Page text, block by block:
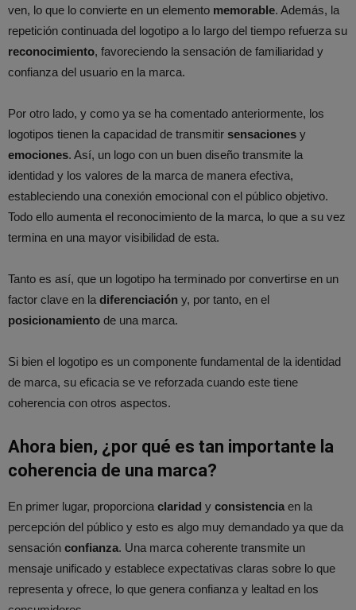
ven, lo que lo convierte en un elemento memorable. Además, la
repetición continuada del logotipo a lo largo del tiempo refuerza su
reconocimiento, favoreciendo la sensación de familiaridad y
confianza del usuario en la marca.
Por otro lado, y como ya se ha comentado anteriormente, los
logotipos tienen la capacidad de transmitir sensaciones y
emociones. Así, un logo con un buen diseño transmite la
identidad y los valores de la marca de manera efectiva,
estableciendo una conexión emocional con el público objetivo.
Todo ello aumenta el reconocimiento de la marca, lo que a su vez
termina en una mayor visibilidad de esta.
Tanto es así, que un logotipo ha terminado por convertirse en un
factor clave en la diferenciación y, por tanto, en el
posicionamiento de una marca.
Si bien el logotipo es un componente fundamental de la identidad
de marca, su eficacia se ve reforzada cuando este tiene
coherencia con otros aspectos.
Ahora bien, ¿por qué es tan importante la
coherencia de una marca?
En primer lugar, proporciona claridad y consistencia en la
percepción del público y esto es algo muy demandado ya que da
sensación confianza. Una marca coherente transmite un
mensaje unificado y establece expectativas claras sobre lo que
representa y ofrece, lo que genera confianza y lealtad en los